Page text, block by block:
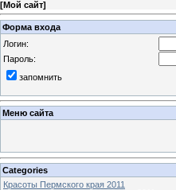
[Мой сайт]
Форма входа
Логин:
Пароль:
запомнить
Меню сайта
Categories
Красоты Пермского края 2011